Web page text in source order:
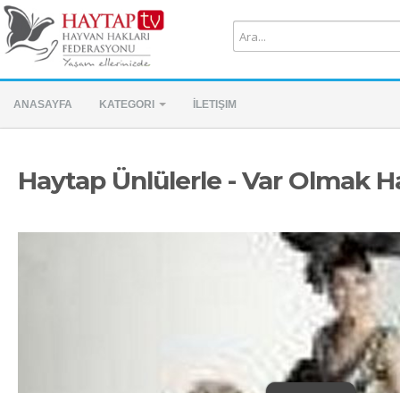
ANASAYFA KATEGORI İLETIŞIM
Haytap Ünlülerle - Var Olmak